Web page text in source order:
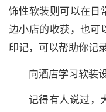
饰性软装则可以在日
边小店的收获，也可
印记，可以帮助你记
向酒店学习软装
记得有人说过，